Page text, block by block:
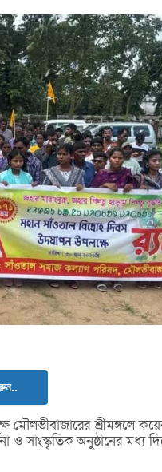
শ্রীমঙ্গলে
ও সাংস্কৃতিক অনুষ্ঠানের মধ্য